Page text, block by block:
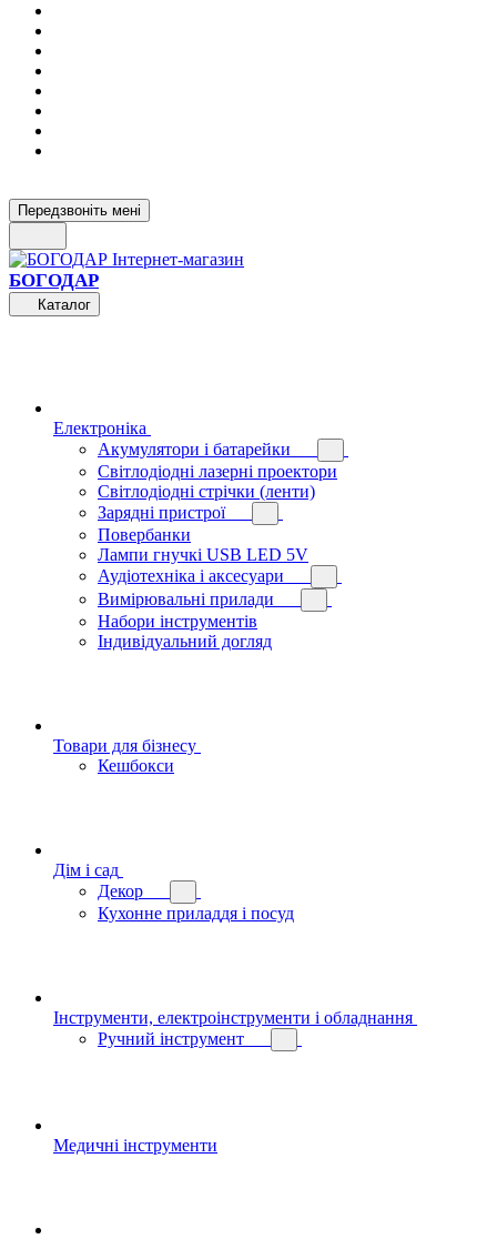
Передзвоніть мені
БОГОДАР
Каталог
Електроніка
Акумулятори і батарейки
Світлодіодні лазерні проектори
Світлодіодні стрічки (ленти)
Зарядні пристрої
Повербанки
Лампи гнучкі USB LED 5V
Аудіотехніка і аксесуари
Вимірювальні прилади
Набори інструментів
Індивідуальний догляд
Товари для бізнесу
Кешбокси
Дім і сад
Декор
Кухонне приладдя і посуд
Інструменти, електроінструменти і обладнання
Ручний інструмент
Медичні інструменти